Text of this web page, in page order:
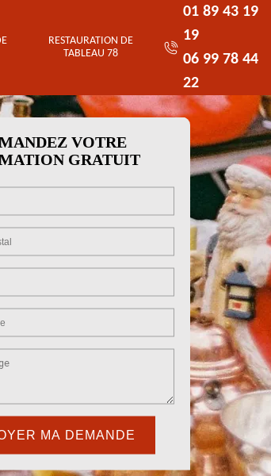
RESTAURATION DE
TABLEAU 78
01 89 43 19
19
06 99 78 44
22
VOTRE
GRATUIT